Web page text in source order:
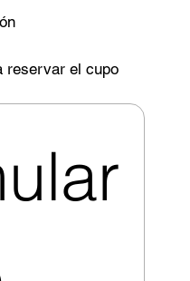
reservar el cupo